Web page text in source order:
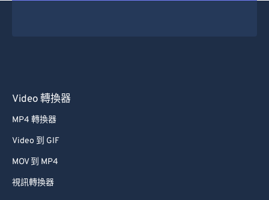
Video 轉換器
MP4 轉換器
Video 到 GIF
MOV 到 MP4
視訊轉換器